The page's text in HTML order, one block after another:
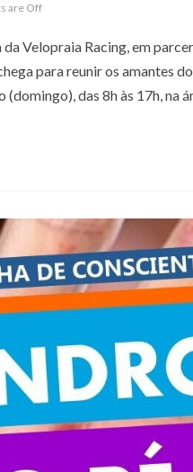
are Off
Velopraia Racing, em
para reunir os amantes
(domingo), das 8h às 17h, na